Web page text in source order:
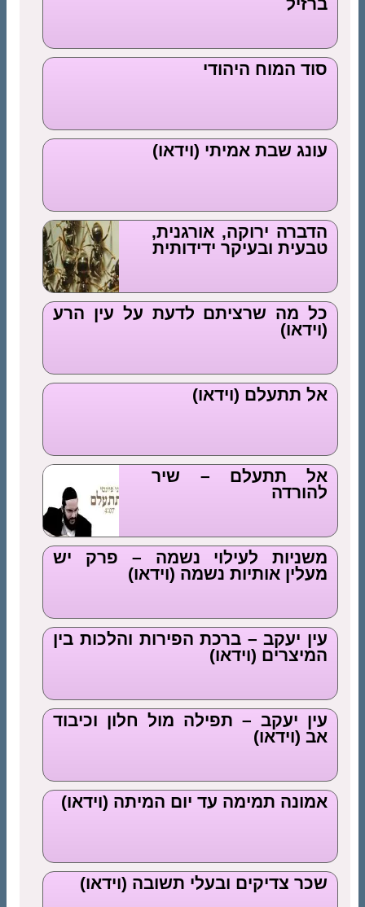
ברזיל
סוד המוח היהודי
עונג שבת אמיתי (וידאו)
הדברה ירוקה, אורגנית,
טבעית ובעיקר ידידותית
כל מה שרציתם לדעת על עין הרע
(וידאו)
אל תתעלם (וידאו)
אל תתעלם – שיר
להורדה
משניות לעילוי נשמה – פרק יש
מעלין אותיות נשמה (וידאו)
עין יעקב – ברכת הפירות והלכות בין
המיצרים (וידאו)
עין יעקב – תפילה מול חלון וכיבוד
אב (וידאו)
אמונה תמימה עד יום המיתה (וידאו)
שכר צדיקים ובעלי תשובה (וידאו)